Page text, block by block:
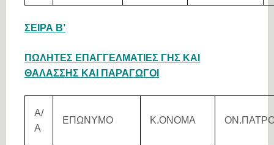
ΣΕΙΡΑ Β’
ΠΩΛΗΤΕΣ ΕΠΑΓΓΕΛΜΑΤΙΕΣ ΓΗΣ ΚΑΙ
ΘΑΛΑΣΣΗΣ ΚΑΙ ΠΑΡΑΓΩΓΟΙ
Α/
Α
ΕΠΩΝΥΜΟ Κ.ΟΝΟΜΑ